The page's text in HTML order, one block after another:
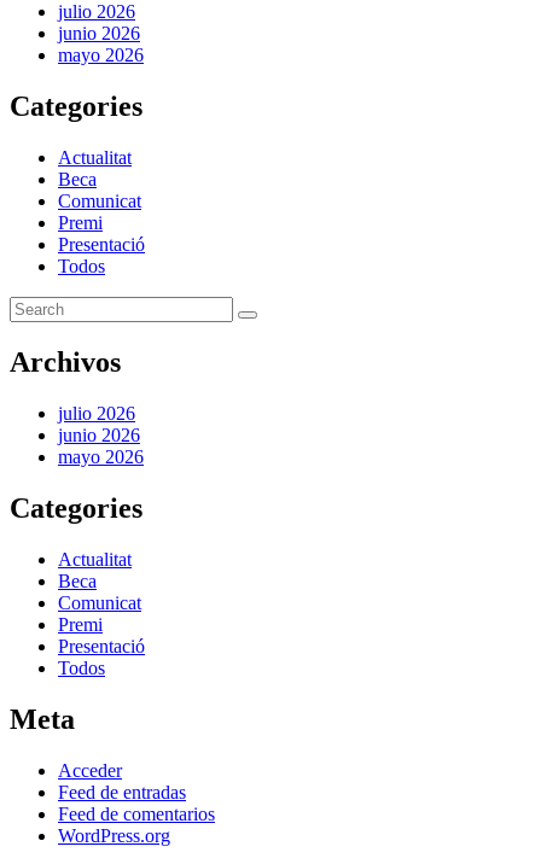
julio 2026
junio 2026
mayo 2026
Categories
Actualitat
Beca
Comunicat
Premi
Presentació
Todos
Archivos
julio 2026
junio 2026
mayo 2026
Categories
Actualitat
Beca
Comunicat
Premi
Presentació
Todos
Meta
Acceder
Feed de entradas
Feed de comentarios
WordPress.org